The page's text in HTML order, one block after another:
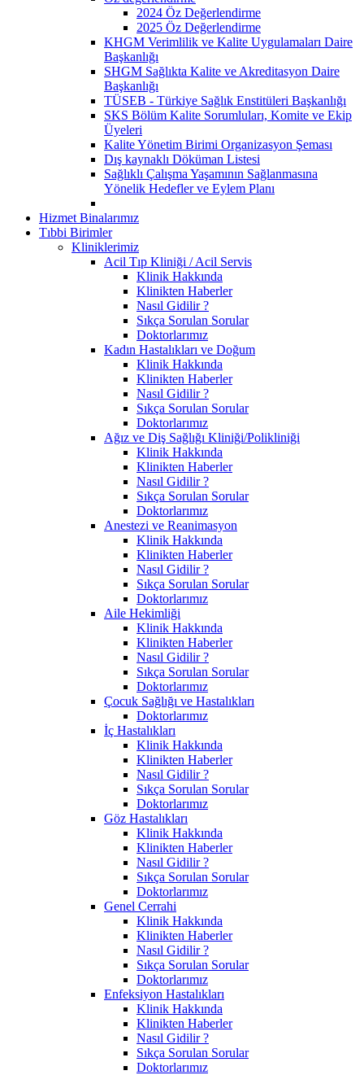
2024 Öz Değerlendirme
2025 Öz Değerlendirme
KHGM Verimlilik ve Kalite Uygulamaları Daire
Başkanlığı
SHGM Sağlıkta Kalite ve Akreditasyon Daire
Başkanlığı
TÜSEB - Türkiye Sağlık Enstitüleri Başkanlığı
SKS Bölüm Kalite Sorumluları, Komite ve Ekip
Üyeleri
Kalite Yönetim Birimi Organizasyon Şeması
Dış kaynaklı Döküman Listesi
Sağlıklı Çalışma Yaşamının Sağlanmasına
Yönelik Hedefler ve Eylem Planı
Hizmet Binalarımız
Tıbbi Birimler
Kliniklerimiz
Acil Tıp Kliniği / Acil Servis
Klinik Hakkında
Klinikten Haberler
Nasıl Gidilir ?
Sıkça Sorulan Sorular
Doktorlarımız
Kadın Hastalıkları ve Doğum
Klinik Hakkında
Klinikten Haberler
Nasıl Gidilir ?
Sıkça Sorulan Sorular
Doktorlarımız
Ağız ve Diş Sağlığı Kliniği/Polikliniği
Klinik Hakkında
Klinikten Haberler
Nasıl Gidilir ?
Sıkça Sorulan Sorular
Doktorlarımız
Anestezi ve Reanimasyon
Klinik Hakkında
Klinikten Haberler
Nasıl Gidilir ?
Sıkça Sorulan Sorular
Doktorlarımız
Aile Hekimliği
Klinik Hakkında
Klinikten Haberler
Nasıl Gidilir ?
Sıkça Sorulan Sorular
Doktorlarımız
Çocuk Sağlığı ve Hastalıkları
Doktorlarımız
İç Hastalıkları
Klinik Hakkında
Klinikten Haberler
Nasıl Gidilir ?
Sıkça Sorulan Sorular
Doktorlarımız
Göz Hastalıkları
Klinik Hakkında
Klinikten Haberler
Nasıl Gidilir ?
Sıkça Sorulan Sorular
Doktorlarımız
Genel Cerrahi
Klinik Hakkında
Klinikten Haberler
Nasıl Gidilir ?
Sıkça Sorulan Sorular
Doktorlarımız
Enfeksiyon Hastalıkları
Klinik Hakkında
Klinikten Haberler
Nasıl Gidilir ?
Sıkça Sorulan Sorular
Doktorlarımız